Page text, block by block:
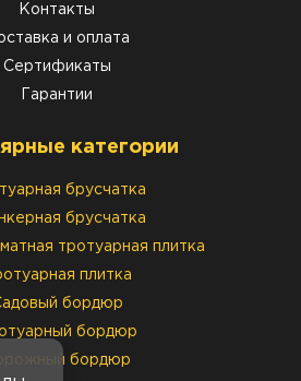
Контакты
и оплата
Сертификаты
Гарантии
категории
брусчатка
брусчатка
тротуарная плитка
плитка
бордюр
бордюр
бордюр